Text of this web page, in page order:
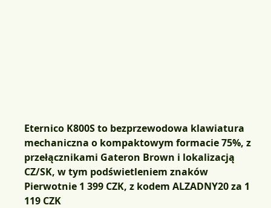
Eternico K800S to bezprzewodowa klawiatura
mechaniczna o kompaktowym formacie 75%, z
przełącznikami Gateron Brown i lokalizacją
CZ/SK, w tym podświetleniem znaków
Pierwotnie 1 399 CZK, z kodem ALZADNY20za 1
119 CZK